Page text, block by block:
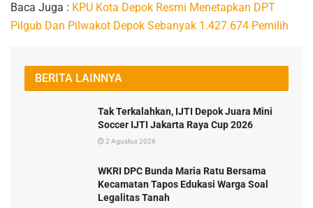
Baca Juga : KPU Kota Depok Resmi Menetapkan DPT
Pilgub Dan Pilwakot Depok Sebanyak 1.427.674 Pemilih
BERITA LAINNYA
Tak Terkalahkan, IJTI Depok Juara Mini
Soccer IJTI Jakarta Raya Cup 2026
2 Agustus 2026
WKRI DPC Bunda Maria Ratu Bersama
Kecamatan Tapos Edukasi Warga Soal
Legalitas Tanah